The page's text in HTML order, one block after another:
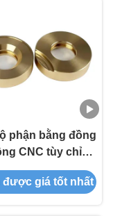
phận bằng đồng
CNC tùy chỉnh
sai chính xác
đầu nối điện và
được giá tốt nhất